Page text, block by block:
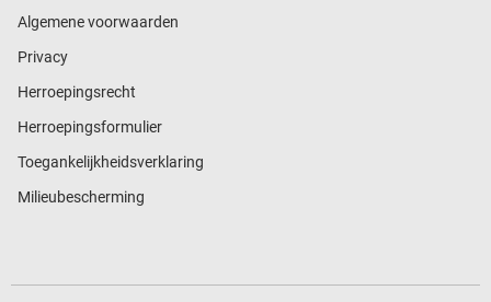
Algemene voorwaarden
Privacy
Herroepingsrecht
Herroepingsformulier
Toegankelijkheidsverklaring
Milieubescherming